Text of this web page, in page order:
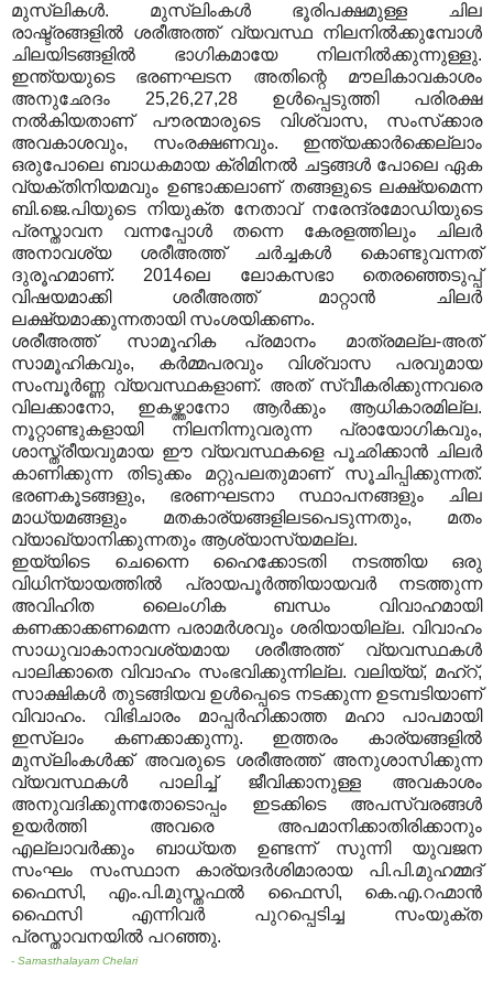
മുസ്‌ലികള്‍. മുസ്‌ലിംകള്‍ ഭൂരിപക്ഷമുള്ള ചില
രാഷ്ട്രങ്ങളില്‍ ശരീഅത്ത് വ്യവസ്ഥ നിലനില്‍ക്കുമ്പോള്‍
ചിലയിടങ്ങളില്‍ ഭാഗികമായേ നിലനില്‍ക്കുന്നുള്ളു.
ഇന്ത്യയുടെ ഭരണഘടന അതിന്റെ മൗലികാവകാശം
അനുഛേദം 25,26,27,28 ഉള്‍പ്പെടുത്തി പരിരക്ഷ
നല്‍കിയതാണ് പൗരന്മാരുടെ വിശ്വാസ, സംസ്‌ക്കാര
അവകാശവും, സംരക്ഷണവും. ഇന്ത്യക്കാര്‍ക്കെല്ലാം
ഒരുപോലെ ബാധകമായ ക്രിമിനല്‍ ചട്ടങ്ങള്‍ പോലെ ഏക
വ്യക്തിനിയമവും ഉണ്ടാക്കലാണ് തങ്ങളുടെ ലക്ഷ്യമെന്ന
ബി.ജെ.പിയുടെ നിയുക്ത നേതാവ് നരേന്ദ്രമോഡിയുടെ
പ്രസ്താവന വന്നപ്പോള്‍ തന്നെ കേരളത്തിലും ചിലര്‍
അനാവശ്യ ശരീഅത്ത് ചര്‍ച്ചകള്‍ കൊണ്ടുവന്നത്
ദുരൂഹമാണ്. 2014ലെ ലോകസഭാ തെരഞ്ഞെടുപ്പ്
വിഷയമാക്കി ശരീഅത്ത് മാറ്റാന്‍ ചിലര്‍
ലക്ഷ്യമാക്കുന്നതായി സംശയിക്കണം.
ശരീഅത്ത് സാമൂഹിക പ്രമാനം മാത്രമല്ല-അത്
സാമൂഹികവും, കര്‍മ്മപരവും വിശ്വാസ പരവുമായ
സംമ്പൂര്‍ണ്ണ വ്യവസ്ഥകളാണ്. അത് സ്വീകരിക്കുന്നവരെ
വിലക്കാനോ, ഇകഴ്ത്താനോ ആര്‍ക്കും ആധികാരമില്ല.
നൂറ്റാണ്ടുകളായി നിലനിന്നുവരുന്ന പ്രായോഗികവും,
ശാസ്ത്രീയവുമായ ഈ വ്യവസ്ഥകളെ പൂഛിക്കാന്‍ ചിലര്‍
കാണിക്കുന്ന തിടുക്കം മറ്റുപലതുമാണ് സൂചിപ്പിക്കുന്നത്.
ഭരണകൂടങ്ങളും, ഭരണഘടനാ സ്ഥാപനങ്ങളും ചില
മാധ്യമങ്ങളും മതകാര്യങ്ങളിലടപെടുന്നതും, മതം
വ്യാഖ്യാനിക്കുന്നതും ആശ്യാസ്യമല്ല.
ഇയ്യിടെ ചെന്നൈ ഹൈക്കോടതി നടത്തിയ ഒരു
വിധിന്യായത്തില്‍ പ്രായപൂര്‍ത്തിയായവര്‍ നടത്തുന്ന
അവിഹിത ലൈംഗിക ബന്ധം വിവാഹമായി
കണക്കാക്കണമെന്ന പരാമര്‍ശവും ശരിയായില്ല. വിവാഹം
സാധുവാകാനാവശ്യമായ ശരീഅത്ത് വ്യവസ്ഥകള്‍
പാലിക്കാതെ വിവാഹം സംഭവിക്കുന്നില്ല. വലിയ്യ്, മഹ്‌റ്,
സാക്ഷികള്‍ തുടങ്ങിയവ ഉള്‍പ്പെടെ നടക്കുന്ന ഉടമ്പടിയാണ്
വിവാഹം. വിഭിചാരം മാപ്പര്‍ഹിക്കാത്ത മഹാ പാപമായി
ഇസ്‌ലാം കണക്കാക്കുന്നു. ഇത്തരം കാര്യങ്ങളില്‍
മുസ്‌ലിംകള്‍ക്ക് അവരുടെ ശരീഅത്ത് അനുശാസിക്കുന്ന
വ്യവസ്ഥകള്‍ പാലിച്ച് ജീവിക്കാനുള്ള അവകാശം
അനുവദിക്കുന്നതോടൊപ്പം ഇടക്കിടെ അപസ്വരങ്ങള്‍
ഉയര്‍ത്തി അവരെ അപമാനിക്കാതിരിക്കാനും
എല്ലാവര്‍ക്കും ബാധ്യത ഉണ്ടന്ന് സുന്നി യുവജന
സംഘം സംസ്ഥാന കാര്യദര്‍ശിമാരായ പി.പി.മുഹമ്മദ്
ഫൈസി, എം.പി.മുസ്തഫല്‍ ഫൈസി, കെ.എ.റഹ്മാന്‍
ഫൈസി എന്നിവര്‍ പുറപ്പെടിച്ച സംയുക്ത
പ്രസ്താവനയില്‍ പറഞ്ഞു.
- Samasthalayam Chelari